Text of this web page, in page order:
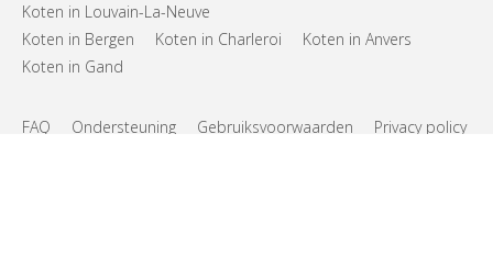
Koten in Louvain-La-Neuve
Koten in Bergen
Koten in Charleroi
Koten in Anvers
Koten in Gand
FAQ Ondersteuning Gebruiksvoorwaarden Privacy policy